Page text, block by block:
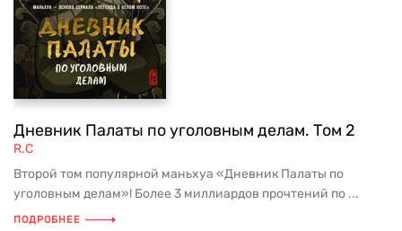
Дневник Палаты по уголовным делам. Том 2
R.C
Второй том популярной маньхуа «Дневник Палаты по
уголовным делам»! Более 3 миллиардов прочтений по ...
ПОДРОБНЕЕ